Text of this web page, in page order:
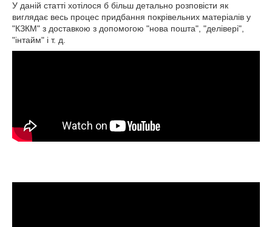
У даній статті хотілося б більш детально розповісти як
виглядає весь процес придбання покрівельних матеріалів у
"КЗКМ" з доставкою з допомогою "нова пошта", "делівері",
"інтайм" і т. д.